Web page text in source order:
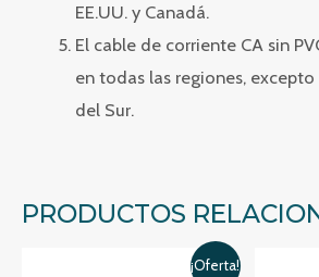
EE.UU. y Canadá.
El cable de corriente CA sin
en todas las regiones,
del Sur.
PRODUCTOS
¡Oferta!